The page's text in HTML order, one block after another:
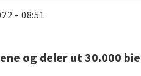
- 08:51
og deler ut 30.000